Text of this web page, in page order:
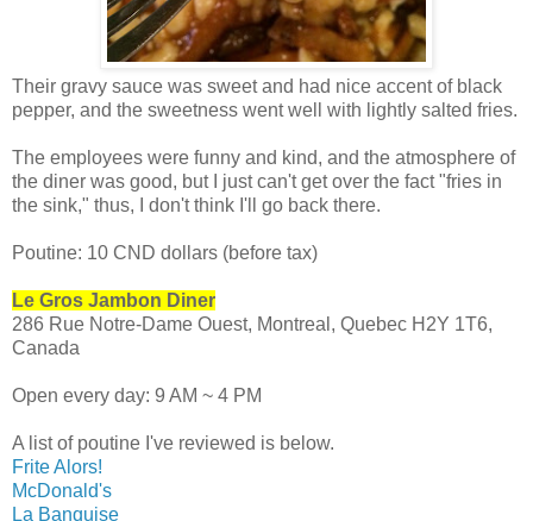
Their gravy sauce was sweet and had nice accent of black
pepper, and the sweetness went well with lightly salted fries.
The employees were funny and kind, and the atmosphere of
the diner was good, but I just can't get over the fact "fries in
the sink," thus, I don't think I'll go back there.
Poutine: 10 CND dollars (before tax)
Le Gros Jambon Diner
286 Rue Notre-Dame Ouest, Montreal, Quebec H2Y 1T6,
Canada
Open every day: 9 AM ~ 4 PM
A list of poutine I've reviewed is below.
Frite Alors!
McDonald's
La Banquise